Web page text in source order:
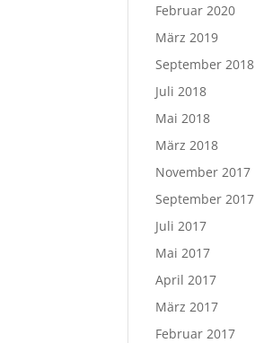
Februar 2020
März 2019
September 2018
Juli 2018
Mai 2018
März 2018
November 2017
September 2017
Juli 2017
Mai 2017
April 2017
März 2017
Februar 2017